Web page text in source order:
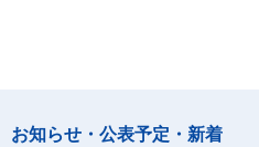
お知らせ・公表予定・新着